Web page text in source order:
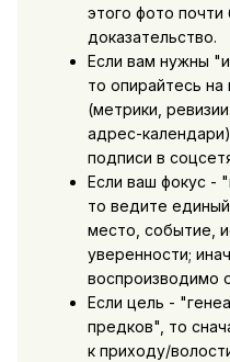
этого фото почти
доказательство.
Если вам нужны
то опирайтесь
(метрики,
адрес-
подписи в
Если ваш фокус -
то ведите
место, событие,
уверенности;
воспроизводимо
Если цель -
предков", то
к приходу/